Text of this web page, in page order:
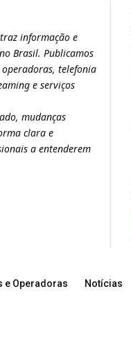
informação e
Brasil. Publicamos
operadoras, telefonia
e serviços
mudanças
clara e
a entenderem
e Operadoras Notícias